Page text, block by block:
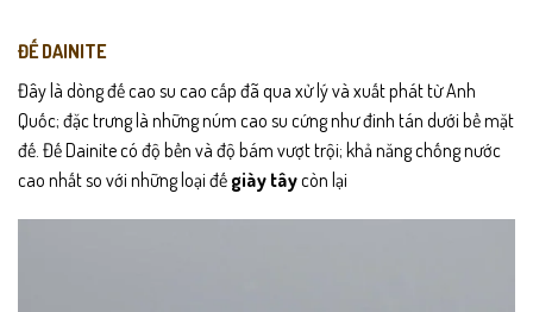
ĐẾ DAINITE
Đây là dòng đế cao su cao cấp đã qua xử lý và xuất phát từ Anh
Quốc; đặc trưng là những núm cao su cứng như đinh tán dưới bề mặt
đế. Đế Dainite có độ bền và độ bám vượt trội; khả năng chống nước
cao nhất so với những loại đế giày tâycòn lại